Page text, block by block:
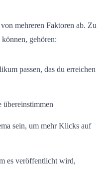
mehreren Faktoren ab. Zu
gehören:
passen, das du erreichen
übereinstimmen
sein, um mehr Klicks auf
es veröffentlicht wird,